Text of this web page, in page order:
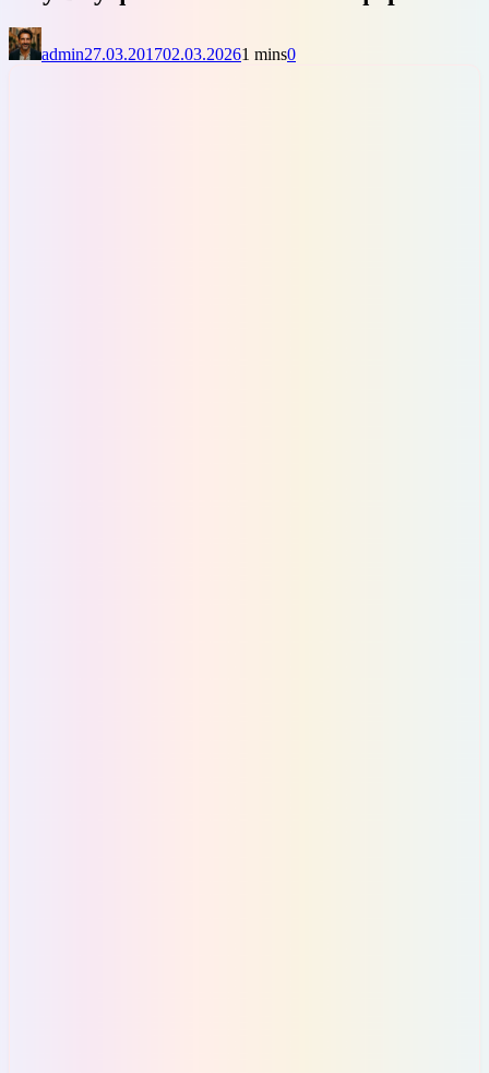
admin27.03.201702.03.20261 mins0